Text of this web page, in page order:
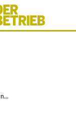
Arbeitnehmer mit Behinderung hat (auch) in der Probezeit Anspruch auf Verwendung an einem anderen, behinderungsgerechten Arbeitsplatz